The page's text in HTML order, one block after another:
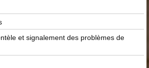
et signalement des problèmes de